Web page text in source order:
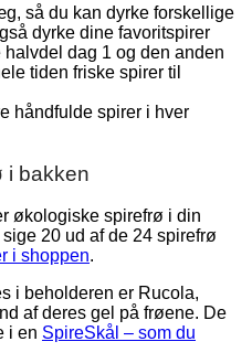
så du kan dyrke forskellige
dyrke dine favoritspirer
dag 1 og den anden
tiden friske spirer til
håndfulde spirer i hver
i bakken
økologiske spirefrø i din
20 ud af de 24 spirefrø
i shoppen.
i beholderen er Rucola,
af deres gel på frøene. De
i en SpireSkål – som du